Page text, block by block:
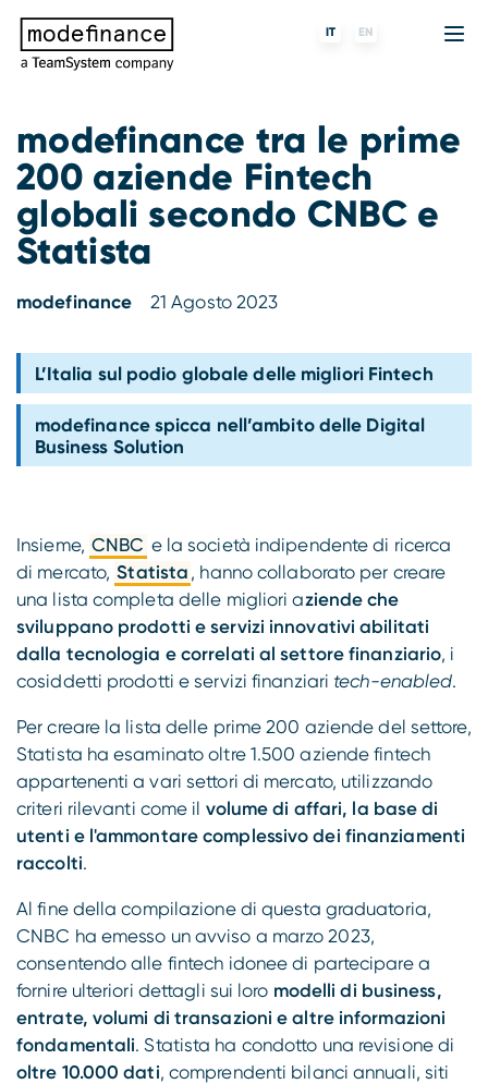
IT EN
modefinance tra le prime
200 aziende Fintech
globali secondo CNBC e
Statista
modefinance 21 Agosto 2023
L’Italia sul podio globale delle migliori Fintech
modefinance spicca nell’ambito delle Digital
Business Solution
Insieme, CNBC e la società indipendente di ricerca
di mercato, Statista , hanno collaborato per creare
una lista completa delle migliori aziende che
sviluppano prodotti e servizi innovativi abilitati
dalla tecnologia e correlati al settore finanziario, i
cosiddetti prodotti e servizi finanziari tech-enabled.
Per creare la lista delle prime 200 aziende del settore,
Statista ha esaminato oltre 1.500 aziende fintech
appartenenti a vari settori di mercato, utilizzando
criteri rilevanti come il volume di affari, la base di
utenti e l'ammontare complessivo dei finanziamenti
raccolti.
Al fine della compilazione di questa graduatoria,
CNBC ha emesso un avviso a marzo 2023,
consentendo alle fintech idonee di partecipare a
fornire ulteriori dettagli sui loro modelli di business,
entrate, volumi di transazioni e altre informazioni
fondamentali. Statista ha condotto una revisione di
oltre 10.000 dati, comprendenti bilanci annuali, siti
Agenzia di Rating
Rating ESG
MORE
ForST
Fintech
Banche e finanziarie
Chi siamo
Partner e clienti
Contatti
Lavora con noi